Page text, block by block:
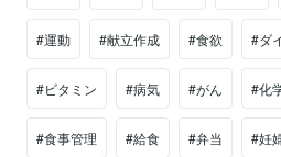
#運動 #献立作成 #食欲 #ダ
#ビタミン #病気 #がん #化
#食事管理 #給食 #弁当 #妊